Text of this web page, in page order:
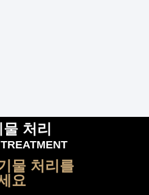
처리
물 처리를
요